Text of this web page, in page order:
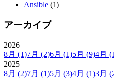
Ansible (1)
アーカイブ
2026
8月 (1)7月 (2)6月 (1)5月 (9)4月
2025
8月 (2)7月 (1)5月 (3)4月 (1)3月